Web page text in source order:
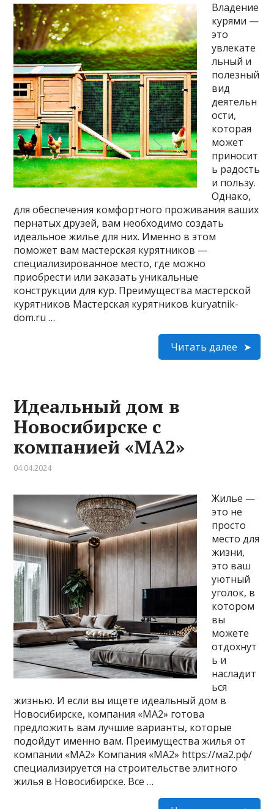
Владение
курями —
это
увлекате
льный и
полезный
вид
деятельн
ости,
которая
может
приносит
ь радость
и пользу.
Однако,
для обеспечения комфортного проживания ваших
пернатых друзей, вам необходимо создать
идеальное жилье для них. Именно в этом
поможет вам мастерская курятников —
специализированное место, где можно
приобрести или заказать уникальные
конструкции для кур. Преимущества мастерской
курятников Мастерская курятников kuryatnik-
dom.ru …
Читать далее
Идеальный дом в
Новосибирске с
компанией «МА2»
04.04.2024
Жилье —
это не
просто
место для
жизни,
это ваш
уютный
уголок, в
котором
вы
можете
отдохнут
ь и
насладит
ься
жизнью. И если вы ищете идеальный дом в
Новосибирске, компания «МА2» готова
предложить вам лучшие варианты, которые
подойдут именно вам. Преимущества жилья от
компании «МА2» Компания «МА2» https://ма2.рф/
специализируется на строительстве элитного
жилья в Новосибирске. Все …